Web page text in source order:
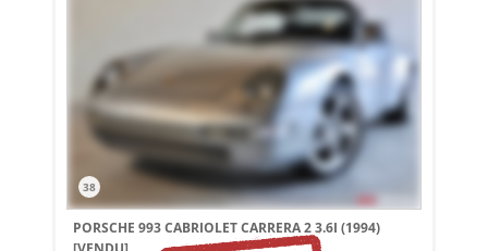
38
PORSCHE 993 CABRIOLET CARRERA 2 3.6I (1994)